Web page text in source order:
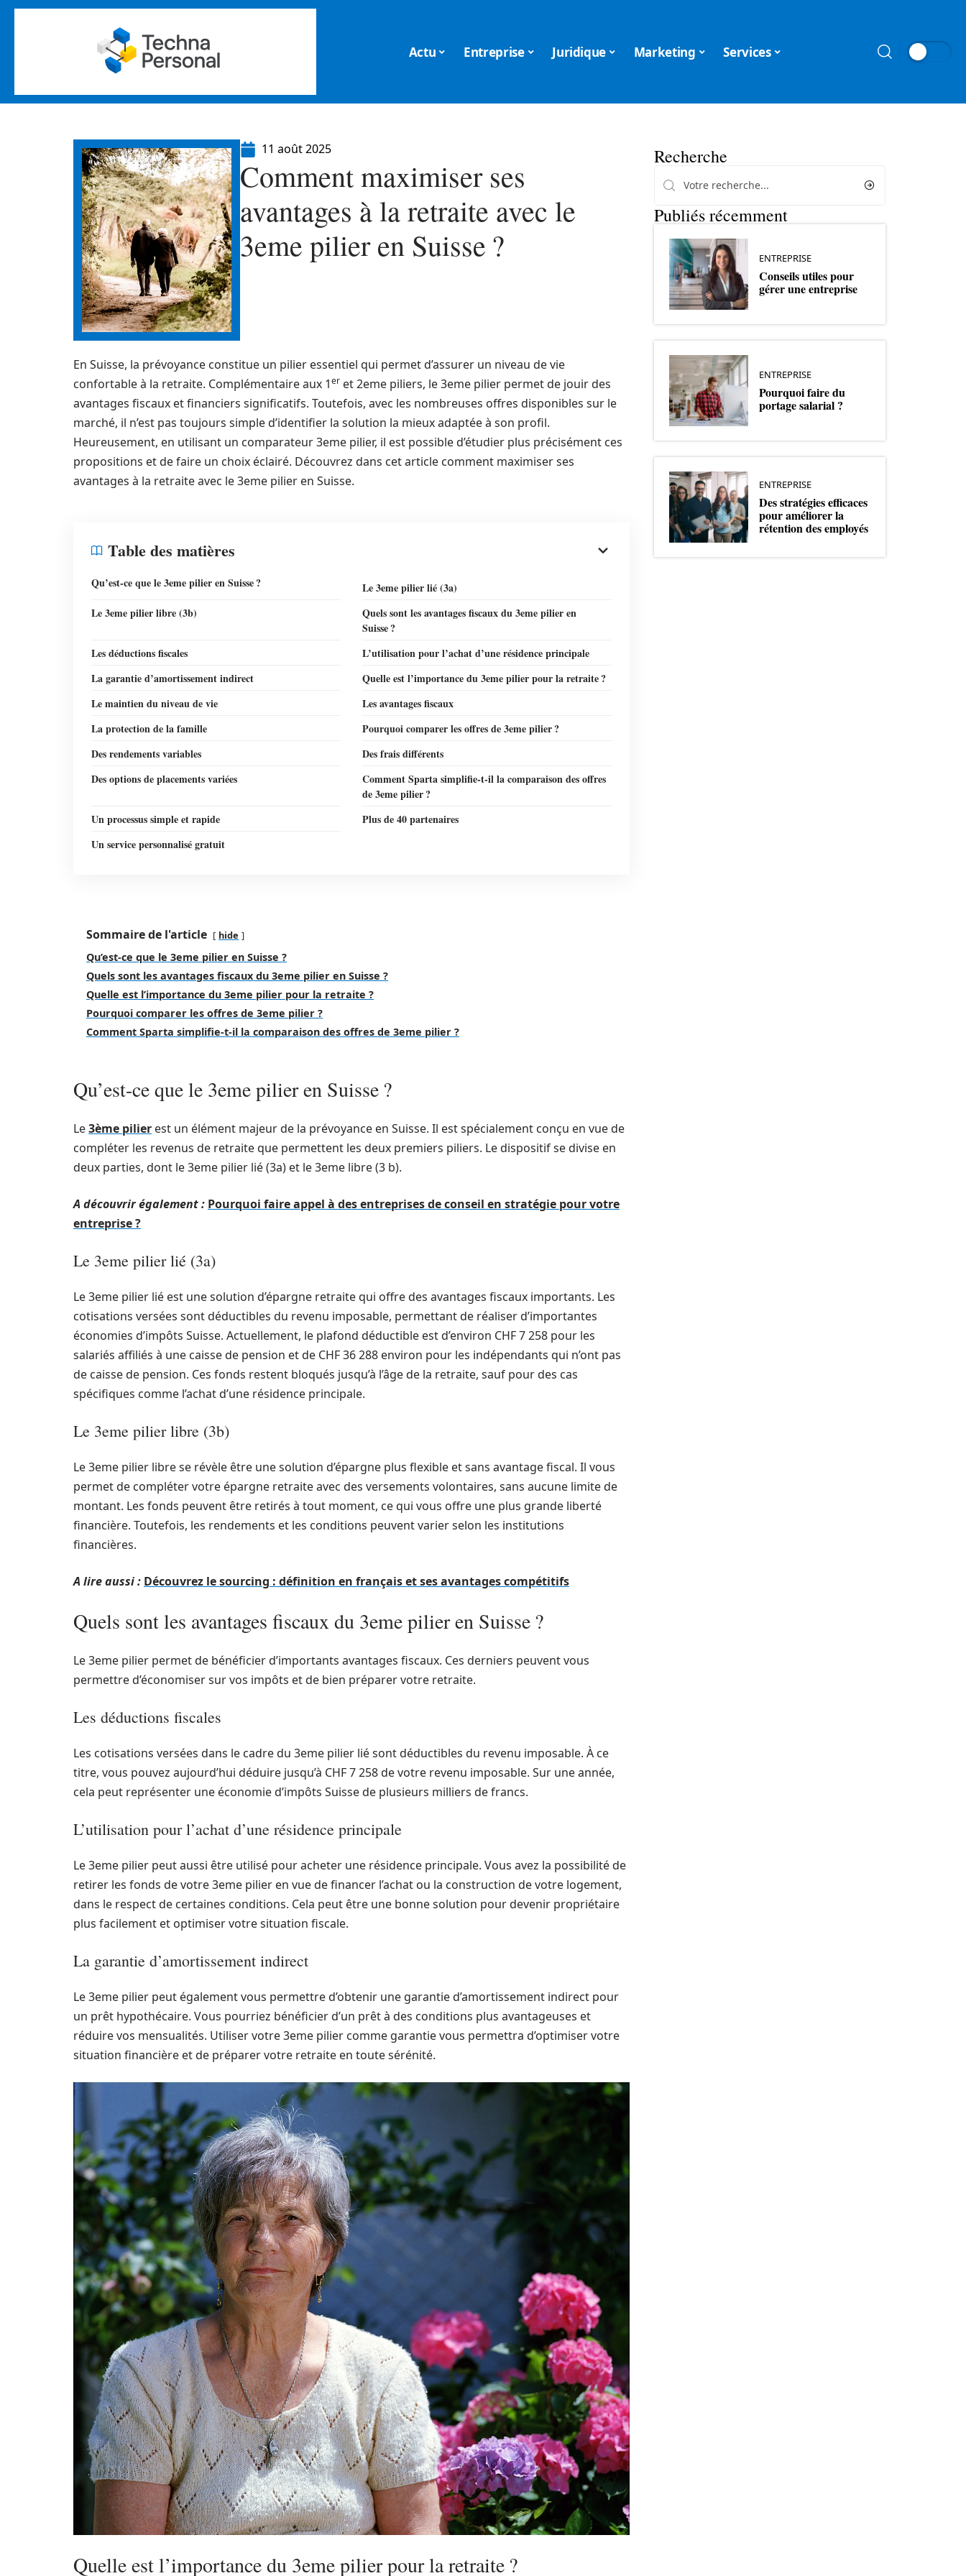
Actu Entreprise Juridique Marketing Services
11 août 2025
Comment maximiser ses
avantages à la retraite avec le
3eme pilier en Suisse ?
En Suisse, la prévoyance constitue un pilier essentiel qui permet d’assurer un niveau de vie
confortable à la retraite. Complémentaire aux 1er et 2eme piliers, le 3eme pilier permet de jouir des
avantages fiscaux et financiers significatifs. Toutefois, avec les nombreuses offres disponibles sur le
marché, il n’est pas toujours simple d’identifier la solution la mieux adaptée à son profil.
Heureusement, en utilisant un comparateur 3eme pilier, il est possible d’étudier plus précisément ces
propositions et de faire un choix éclairé. Découvrez dans cet article comment maximiser ses
avantages à la retraite avec le 3eme pilier en Suisse.
Table des matières
Qu’est-ce que le 3eme pilier en Suisse ?
Le 3eme pilier lié (3a)
Le 3eme pilier libre (3b)
Quels sont les avantages fiscaux du 3eme pilier en
Suisse ?
Les déductions fiscales
L’utilisation pour l’achat d’une résidence principale
La garantie d’amortissement indirect
Quelle est l’importance du 3eme pilier pour la retraite ?
Le maintien du niveau de vie
Les avantages fiscaux
La protection de la famille
Pourquoi comparer les offres de 3eme pilier ?
Des rendements variables
Des frais différents
Des options de placements variées
Comment Sparta simplifie-t-il la comparaison des offres
de 3eme pilier ?
Un processus simple et rapide
Plus de 40 partenaires
Un service personnalisé gratuit
Sommaire de l'article hide
Qu’est-ce que le 3eme pilier en Suisse ?
Quels sont les avantages fiscaux du 3eme pilier en Suisse ?
Quelle est l’importance du 3eme pilier pour la retraite ?
Pourquoi comparer les offres de 3eme pilier ?
Comment Sparta simplifie-t-il la comparaison des offres de 3eme pilier ?
Qu’est-ce que le 3eme pilier en Suisse ?
Le3ème pilier est un élément majeur de la prévoyance en Suisse. Il est spécialement conçu en vue de
compléter les revenus de retraite que permettent les deux premiers piliers. Le dispositif se divise en
deux parties, dont le 3eme pilier lié (3a) et le 3eme libre (3 b).
A découvrir également : Pourquoi faire appel à des entreprises de conseil en stratégie pour votre
entreprise ?
Le 3eme pilier lié (3a)
Le 3eme pilier lié est une solution d’épargne retraite qui offre des avantages fiscaux importants. Les
cotisations versées sont déductibles du revenu imposable, permettant de réaliser d’importantes
économies d’impôts Suisse. Actuellement, le plafond déductible est d’environ CHF 7 258 pour les
salariés affiliés à une caisse de pension et de CHF 36 288 environ pour les indépendants qui n’ont pas
de caisse de pension. Ces fonds restent bloqués jusqu’à l’âge de la retraite, sauf pour des cas
spécifiques comme l’achat d’une résidence principale.
Le 3eme pilier libre (3b)
Le 3eme pilier libre se révèle être une solution d’épargne plus flexible et sans avantage fiscal. Il vous
permet de compléter votre épargne retraite avec des versements volontaires, sans aucune limite de
montant. Les fonds peuvent être retirés à tout moment, ce qui vous offre une plus grande liberté
financière. Toutefois, les rendements et les conditions peuvent varier selon les institutions
financières.
A lire aussi : Découvrez le sourcing : définition en français et ses avantages compétitifs
Quels sont les avantages fiscaux du 3eme pilier en Suisse ?
Le 3eme pilier permet de bénéficier d’importants avantages fiscaux. Ces derniers peuvent vous
permettre d’économiser sur vos impôts et de bien préparer votre retraite.
Les déductions fiscales
Les cotisations versées dans le cadre du 3eme pilier lié sont déductibles du revenu imposable. À ce
titre, vous pouvez aujourd’hui déduire jusqu’à CHF 7 258 de votre revenu imposable. Sur une année,
cela peut représenter une économie d’impôts Suisse de plusieurs milliers de francs.
L’utilisation pour l’achat d’une résidence principale
Le 3eme pilier peut aussi être utilisé pour acheter une résidence principale. Vous avez la possibilité de
retirer les fonds de votre 3eme pilier en vue de financer l’achat ou la construction de votre logement,
dans le respect de certaines conditions. Cela peut être une bonne solution pour devenir propriétaire
plus facilement et optimiser votre situation fiscale.
La garantie d’amortissement indirect
Le 3eme pilier peut également vous permettre d’obtenir une garantie d’amortissement indirect pour
un prêt hypothécaire. Vous pourriez bénéficier d’un prêt à des conditions plus avantageuses et
réduire vos mensualités. Utiliser votre 3eme pilier comme garantie vous permettra d’optimiser votre
situation financière et de préparer votre retraite en toute sérénité.
Quelle est l’importance du 3eme pilier pour la retraite ?
Recherche
Publiés récemment
ENTREPRISE
Conseils utiles pour
gérer une entreprise
ENTREPRISE
Pourquoi faire du
portage salarial ?
ENTREPRISE
Des stratégies efficaces
pour améliorer la
rétention des employés